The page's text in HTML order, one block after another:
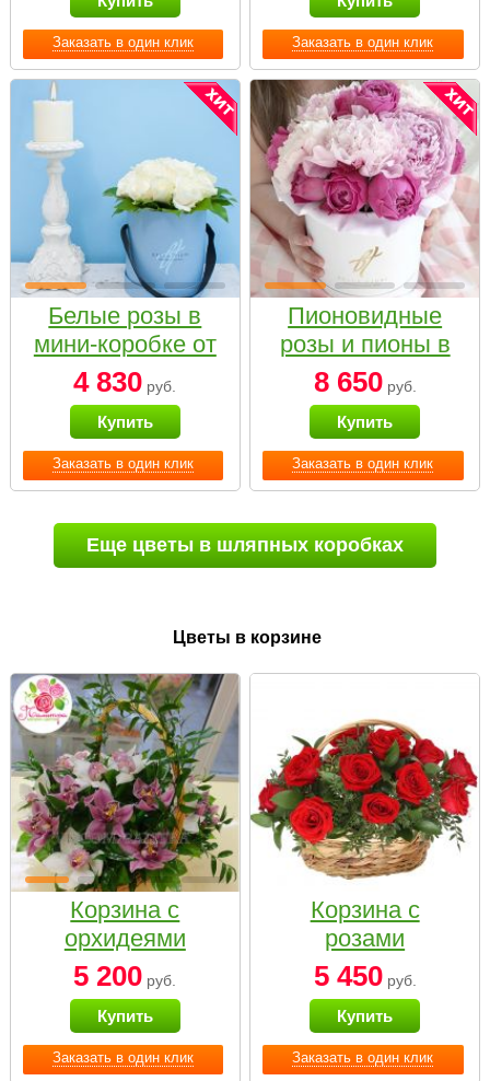
Заказать в один клик Заказать в один клик
Заказать в один клик
Белые розы в
мини-коробке от
Bella Fiori
4 830 руб.
Купить
Заказать в один клик
Пионовидные
розы и пионы в
белой коробке
Small
8 650руб.
Купить
Еще цветы в шляпных коробках
Цветы в корзине
Заказать в один клик
Корзина с
орхидеями
малая
5 200 руб.
Купить
Заказать в один клик
Корзина с
розами
«Красный
Париж»
5 450руб.
Купить